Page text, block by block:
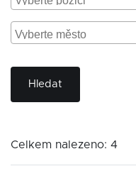
Hledat
Celkem nalezeno: 4